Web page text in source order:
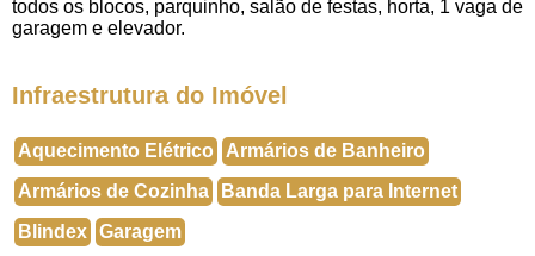
todos os blocos, parquinho, salão de festas, horta, 1 vaga de
garagem e elevador.
Infraestrutura do Imóvel
Aquecimento Elétrico
Armários de Banheiro
Armários de Cozinha
Banda Larga para Internet
Blindex Garagem